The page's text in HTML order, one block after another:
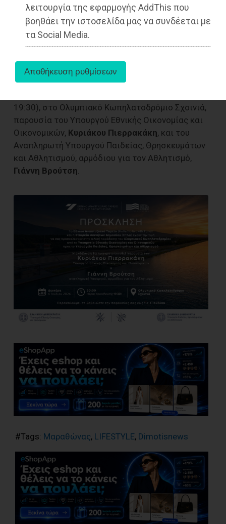
λειτουργία της εφαρμογής AddThis που
βοηθάει την ιστοσελίδα μας να συνδέεται με
τα Social Media.
σας προσκαλούν στην τελετή παράδοσης του
Ολυμπιακού Κωπηλατοδρομίου Σχοινιά από το
Υπουργείο Εθνικής Οικονομίας και Οικονομικών
προς το Υπουργείο Παιδείας, Θρησκευμάτων και
Η εκδήλωση θα πραγματοποιηθεί τη Δευτέρα 6
19:30), στο Ολυμπιακό Κωπηλατοδρόμιο Σχοινιά,
παρουσία του Υπουργού Εθνικής Οικονομίας και
Οικονομικών, Κυριάκου Πιερρακάκη, και του
Αναπληρωτή Υπουργού Παιδείας, Θρησκευμάτων
και Αθλητισμού, αρμόδιου για τον Αθλητισμό,
Γιάννη Βρούτση
#Tags: Μαραθώνας, LIFESTYLE, Dimotisnews